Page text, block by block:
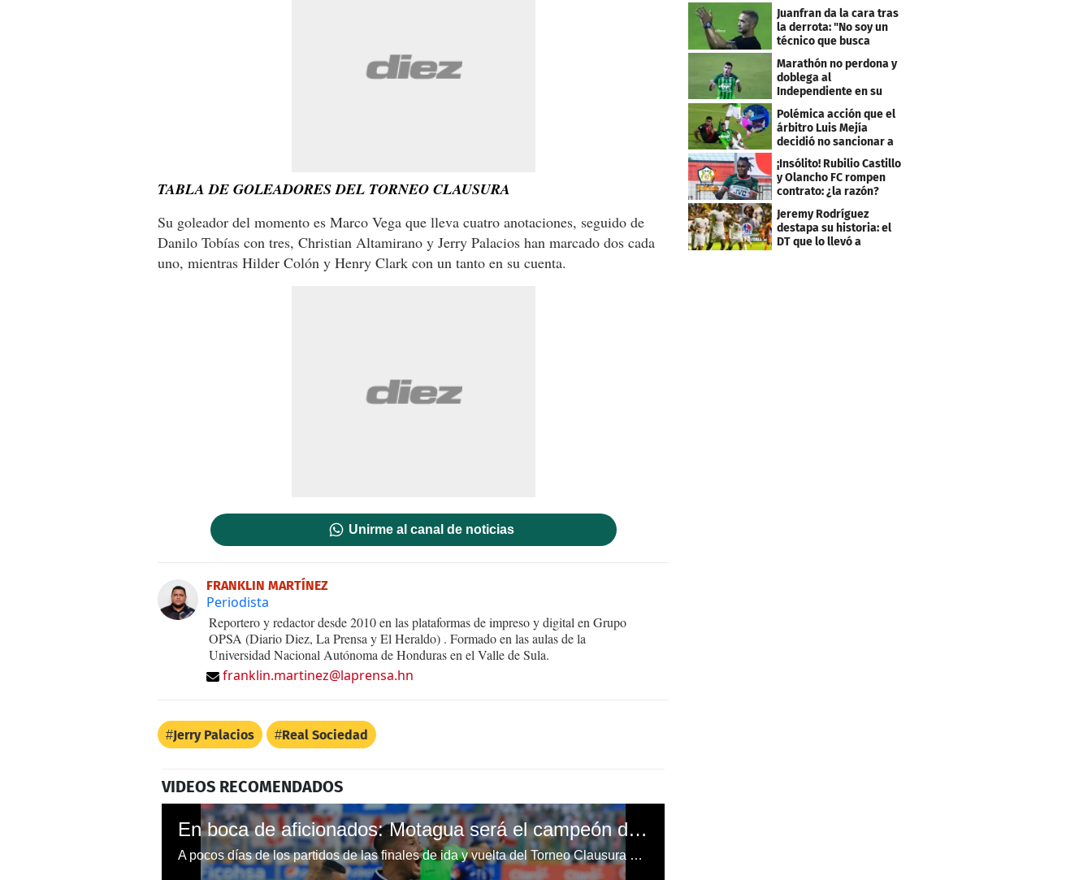
TABLA DE GOLEADORES DEL TORNEO CLAUSURA
Su goleador del momento es Marco Vega que lleva cuatro anotaciones, seguido de
Danilo Tobías con tres, Christian Altamirano y Jerry Palacios han marcado dos cada
uno, mientras Hilder Colón y Henry Clark con un tanto en su cuenta.
Unirme al canal de noticias
FRANKLIN MARTÍNEZ
Periodista
Reportero y redactor desde 2010 en las plataformas de impreso y digital en Grupo
OPSA (Diario Diez, La Prensa y El Heraldo) . Formado en las aulas de la
Universidad Nacional Autónoma de Honduras en el Valle de Sula.
franklin.martinez@laprensa.hn
Jerry Palacios Real Sociedad
VIDEOS RECOMENDADOS
En boca de aficionados: Motagua será el campeón del Torneo Clausura
A pocos días de los partidos de las finales de ida y vuelta del Torneo Clausura que tiene a Motagua y Marathón como protagonistas, los aficionados capitalinos han dado sus pronósticos sobre su favorito a levantar el título.
Juanfran da la cara tras
la derrota: "No soy un
técnico que busca
excusas"
Marathón no perdona y
doblega al
Independiente en su
bienvenida a primera
Polémica acción que el
árbitro Luis Mejía
decidió no sancionar a
Independiente
¡Insólito! Rubilio Castillo
y Olancho FC rompen
contrato: ¿la razón?
Jeremy Rodríguez
destapa su historia: el
DT que lo llevó a